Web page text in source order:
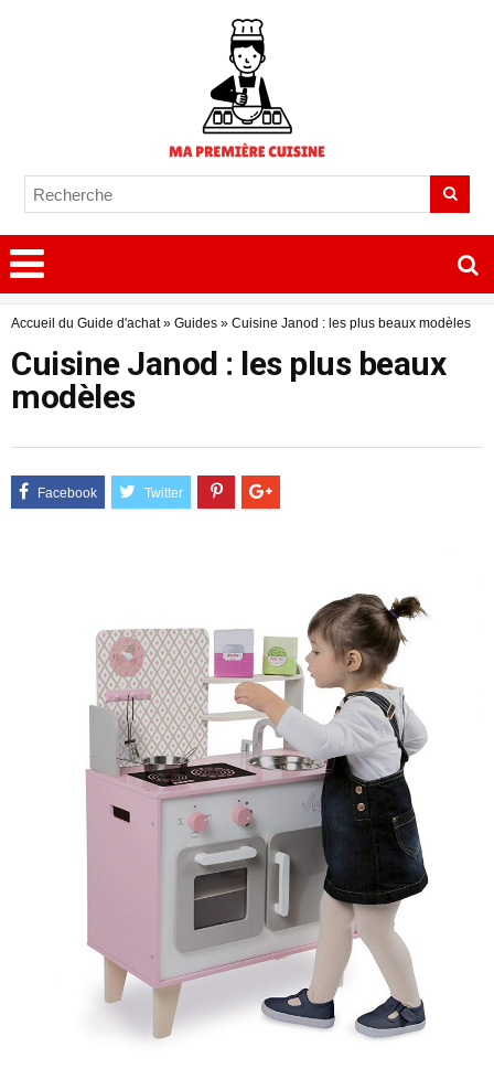
Accueil du Guide d'achat» Guides » Cuisine Janod : les plus beaux modèles
Cuisine Janod : les plus beaux
modèles